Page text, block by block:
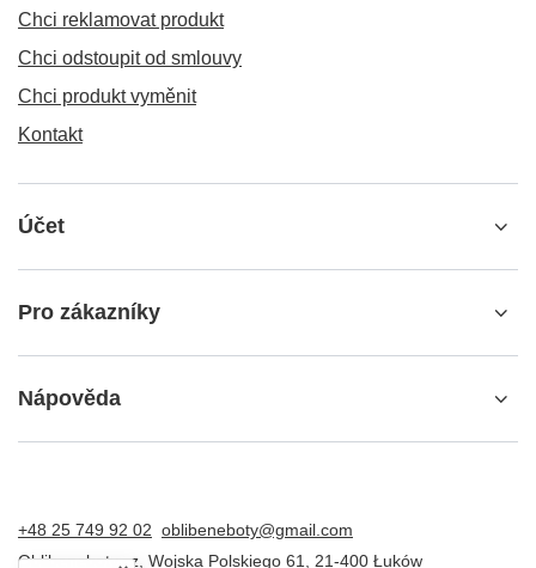
Chci reklamovat produkt
Chci odstoupit od smlouvy
Chci produkt vyměnit
Kontakt
Účet
Pro zákazníky
Nápověda
+48 25 749 92 02 oblibeneboty@gmail.com
Oblibeneboty.cz Wojska Polskiego 61 21-400 Łuków